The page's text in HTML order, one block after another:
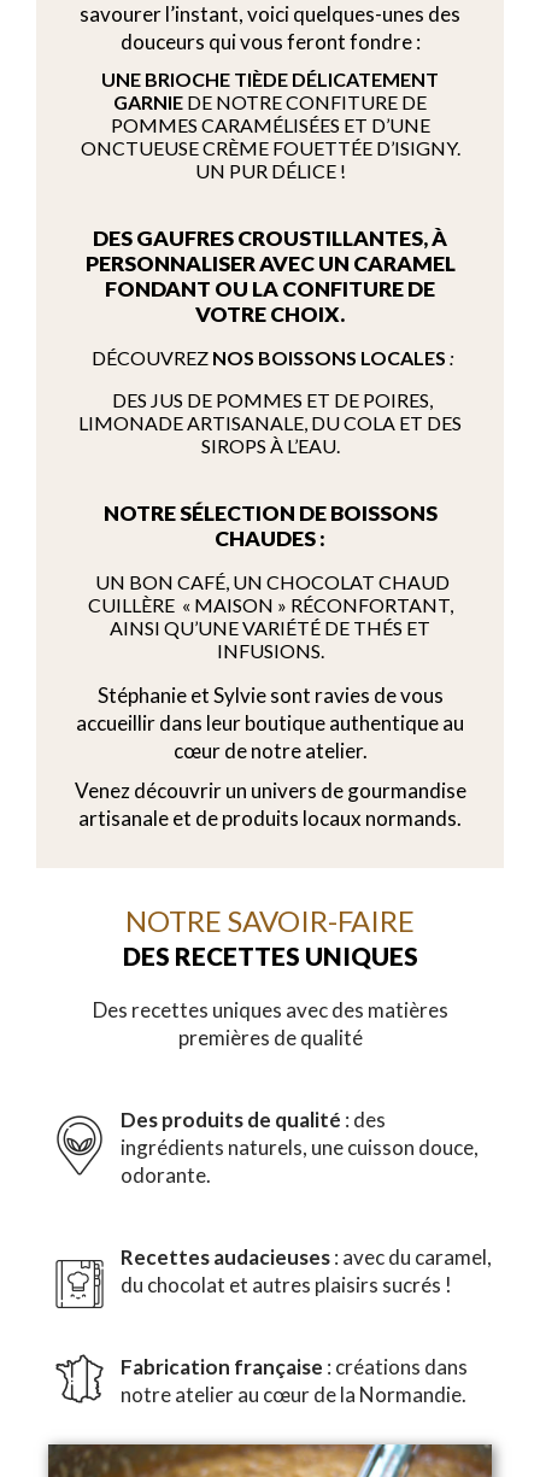
savourer l’instant, voici quelques-unes des
douceurs qui vous feront fondre :
UNE BRIOCHE TIÈDE DÉLICATEMENT
GARNIE DE NOTRE CONFITURE DE
POMMES CARAMÉLISÉES ET D’UNE
ONCTUEUSE CRÈME FOUETTÉE D’ISIGNY.
UN PUR DÉLICE !
DES GAUFRES CROUSTILLANTES, À
PERSONNALISER AVEC UN CARAMEL
FONDANT OU LA CONFITURE DE
VOTRE CHOIX.
DÉCOUVREZ NOS BOISSONS LOCALES :
DES JUS DE POMMES ET DE POIRES,
LIMONADE ARTISANALE, DU COLA ET DES
SIROPS À L’EAU.
NOTRE SÉLECTION DE BOISSONS
CHAUDES :
UN BON CAFÉ, UN CHOCOLAT CHAUD
CUILLÈRE « MAISON » RÉCONFORTANT,
AINSI QU’UNE VARIÉTÉ DE THÉS ET
INFUSIONS.
Stéphanie et Sylvie sont ravies de vous
accueillir dans leur boutique authentique au
cœur de notre atelier.
Venez découvrir un univers de gourmandise
artisanale et de produits locaux normands.
NOTRE SAVOIR-FAIRE
DES RECETTES UNIQUES
Des recettes uniques avec des matières
premières de qualité
Des produits de qualité : des
ingrédients naturels, une cuisson douce,
odorante.
Recettes audacieuses: avec du caramel,
du chocolat et autres plaisirs sucrés !
Fabrication française : créations dans
notre atelier au cœur de la Normandie.